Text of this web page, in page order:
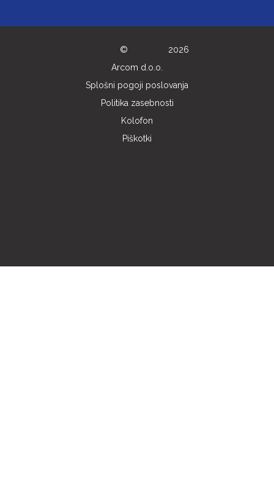
©
2026
Arcom d.o.o.
Splošni pogoji poslovanja
Politika zasebnosti
Kolofon
Piškotki